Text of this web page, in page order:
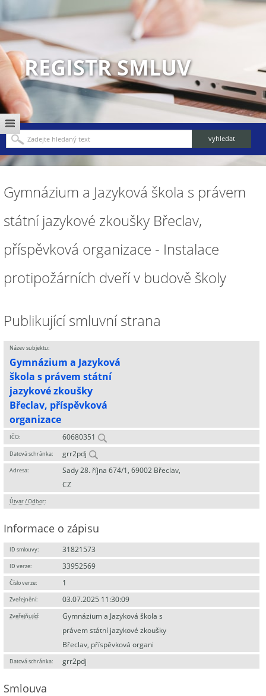
REGISTR SMLUV
Gymnázium a Jazyková škola s právem
státní jazykové zkoušky Břeclav,
příspěvková organizace - Instalace
protipožárních dveří v budově školy
Publikující smluvní strana
Název subjektu:
Gymnázium a Jazyková
škola s právem státní
jazykové zkoušky
Břeclav, příspěvková
organizace
IČO: 60680351
Datová schránka: grr2pdj
Adresa:
Sady 28. října 674/1, 69002 Břeclav,
CZ
Útvar / Odbor:
Informace o zápisu
ID smlouvy: 31821573
ID verze: 33952569
Číslo verze: 1
Zveřejnění: 03.07.2025 11:30:09
Zveřejňující:
Gymnázium a Jazyková škola s
právem státní jazykové zkoušky
Břeclav, příspěvková organi
Datová schránka: grr2pdj
Smlouva